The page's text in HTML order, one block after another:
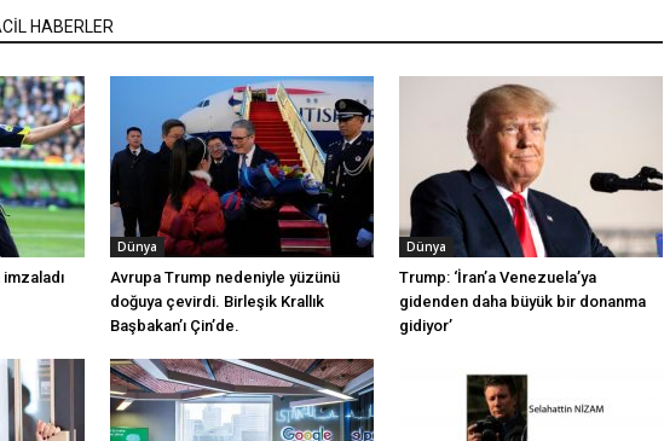
HABERLER
imzaladı
Dünya
Avrupa Trump nedeniyle yüzünü
doğuya çevirdi. Birleşik Krallık
Başbakan’ı Çin’de.
Dünya
Trump: ‘İran’a Venezuela’ya
gidenden daha büyük bir donanma
gidiyor’